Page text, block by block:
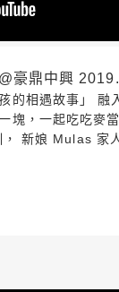
豪鼎中興
的相遇故事」
塊，一起吃吃麥
新娘 Mulas 家